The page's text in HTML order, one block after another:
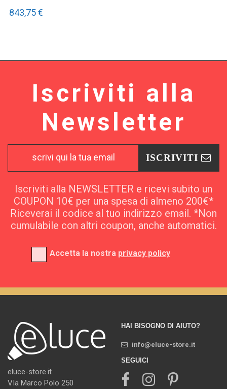
843,75 €
Iscriviti alla
Newsletter
ISCRIVITI
Iscriviti alla NEWSLETTER e ricevi subito un
COUPON 10€ per una spesa di almeno 200€*
Riceverai il codice al tuo indirizzo email. *Non
cumulabile con altri coupon, anche automatici.
Accetta la nostra privacy policy
eluce-store.it
VIa Marco Polo 250
HAI BISOGNO DI AIUTO?
info@eluce-store.it
SEGUICI